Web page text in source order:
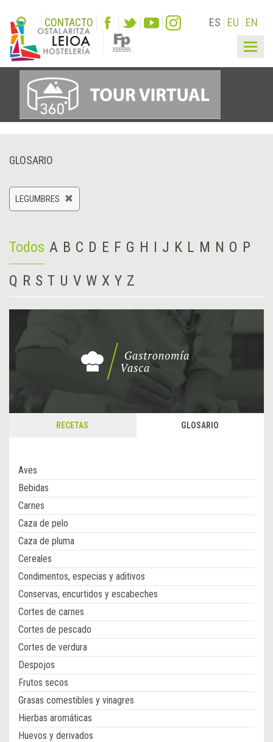
CONTACTO ES EU EN
GLOSARIO
LEGUMBRES
Todos A B C D E F G H I J K L M N O P
Q R S T U V W X Y Z
RECETAS GLOSARIO
Aves
Bebidas
Carnes
Caza de pelo
Caza de pluma
Cereales
Condimentos, especias y aditivos
Conservas, encurtidos y escabeches
Cortes de carnes
Cortes de pescado
Cortes de verdura
Despojos
Frutos secos
Grasas comestibles y vinagres
Hierbas aromáticas
Huevos y derivados